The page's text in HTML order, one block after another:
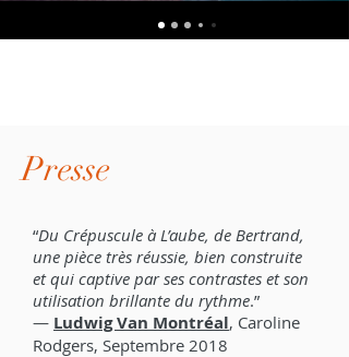
Presse
“Du Crépuscule à L’aube, de Bertrand,
une pièce très réussie, bien construite
et qui captive par ses contrastes et son
utilisation brillante du rythme.”
— Ludwig Van Montréal, Caroline
Rodgers, Septembre 2018